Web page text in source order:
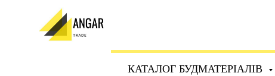
КАТАЛОГ БУДМАТЕРІАЛІВ